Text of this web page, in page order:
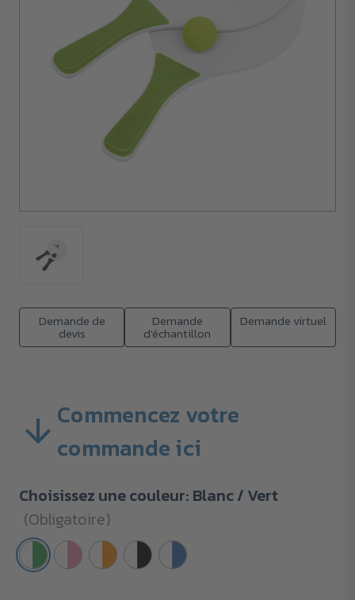
Demande de
devis
Demande
d'échantillon
Demande virtuel
Commencez votre
commande ici
Choisissez une couleur: Blanc / Vert
(Obligatoire)